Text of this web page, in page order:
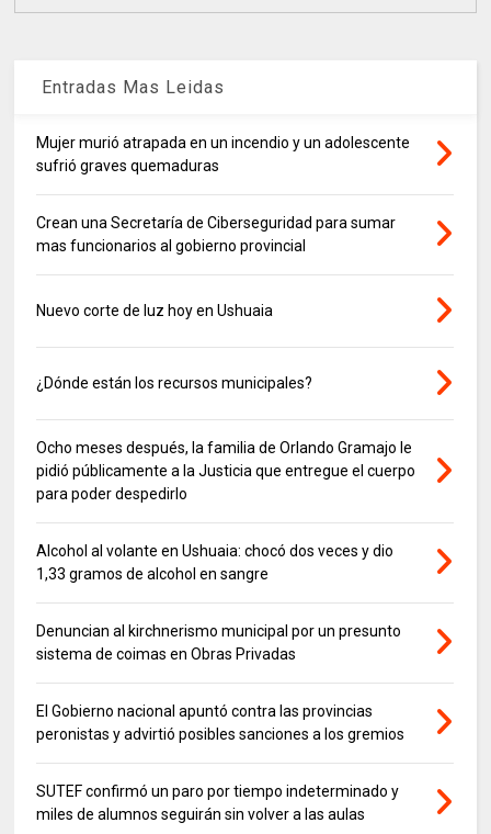
Entradas Mas Leidas
Mujer murió atrapada en un incendio y un adolescente
sufrió graves quemaduras
Crean una Secretaría de Ciberseguridad para sumar
mas funcionarios al gobierno provincial
Nuevo corte de luz hoy en Ushuaia
¿Dónde están los recursos municipales?
Ocho meses después, la familia de Orlando Gramajo le
pidió públicamente a la Justicia que entregue el cuerpo
para poder despedirlo
Alcohol al volante en Ushuaia: chocó dos veces y dio
1,33 gramos de alcohol en sangre
Denuncian al kirchnerismo municipal por un presunto
sistema de coimas en Obras Privadas
El Gobierno nacional apuntó contra las provincias
peronistas y advirtió posibles sanciones a los gremios
SUTEF confirmó un paro por tiempo indeterminado y
miles de alumnos seguirán sin volver a las aulas